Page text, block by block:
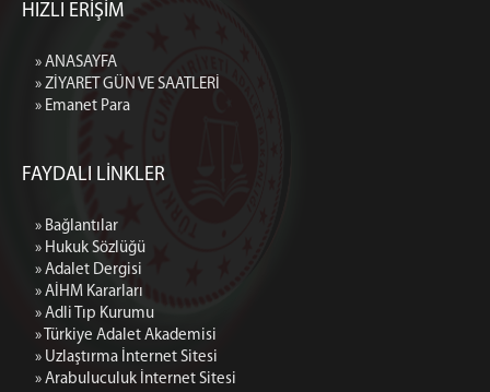
HIZLI ERİŞİM
» ANASAYFA
» ZİYARET GÜN VE SAATLERİ
» Emanet Para
FAYDALI LİNKLER
» Bağlantılar
» Hukuk Sözlüğü
» Adalet Dergisi
» AİHM Kararları
» Adli Tıp Kurumu
» Türkiye Adalet Akademisi
» Uzlaştırma İnternet Sitesi
» Arabuluculuk İnternet Sitesi